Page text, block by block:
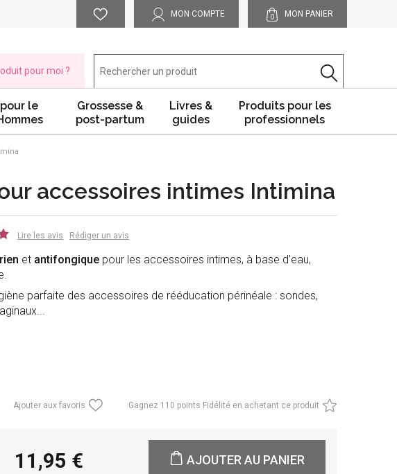
MON COMPTE 0 MON PANIER
pour moi ?
le
Grossesse &
post-partum
Livres &
guides
Produits pour les
professionnels
accessoires intimes Intimina
Lire les avis Rédiger un avis
et antifongique pour les accessoires intimes, à base d'eau,
parfaite des accessoires de rééducation périnéale : sondes,
Ajouter aux favoris Gagnez 110 points Fidélité en achetant ce produit
11,95 AJOUTER AU PANIER